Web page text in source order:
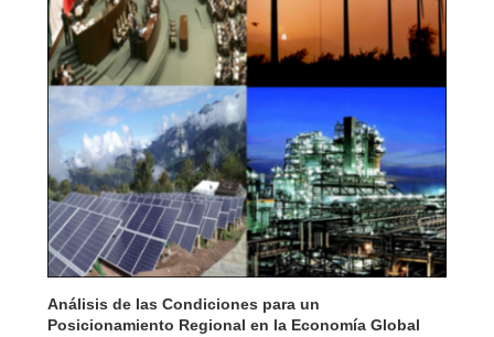
Análisis de las Condiciones para un
Posicionamiento Regional en la Economía Global